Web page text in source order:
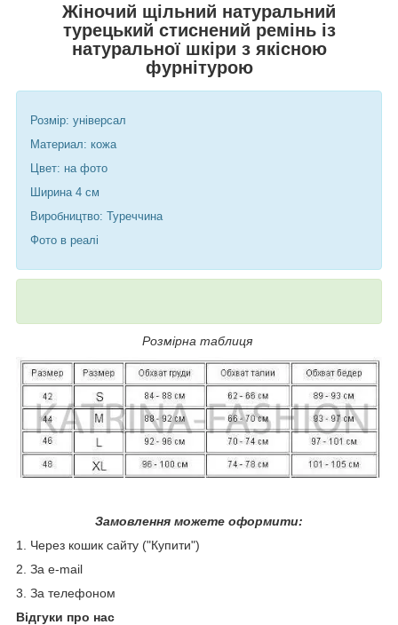
Жіночий щільний натуральний
турецький стиснений ремінь із
натуральної шкіри з якісною
фурнітурою
Розмір: універсал
Материал: кожа
Цвет: на фото
Ширина 4 см
Виробництво: Туреччина
Фото в реалі
Розмірна таблиця
Замовлення можете оформити:
1. Через кошик сайту ("Купити")
2. За e-mail
3. За телефоном
Відгуки про нас